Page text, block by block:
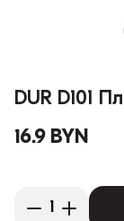
DUR D101
16.9 BYN